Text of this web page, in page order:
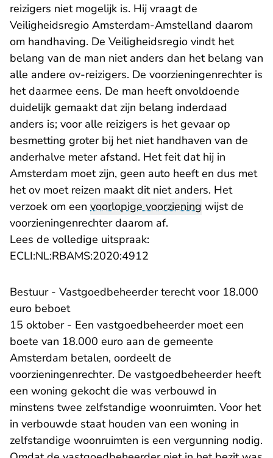
reizigers niet mogelijk is. Hij vraagt de
Veiligheidsregio Amsterdam-Amstelland daarom
om handhaving. De Veiligheidsregio vindt het
belang van de man niet anders dan het belang van
alle andere ov-reizigers. De voorzieningenrechter is
het daarmee eens. De man heeft onvoldoende
duidelijk gemaakt dat zijn belang inderdaad
anders is; voor alle reizigers is het gevaar op
besmetting groter bij het niet handhaven van de
anderhalve meter afstand. Het feit dat hij in
Amsterdam moet zijn, geen auto heeft en dus met
het ov moet reizen maakt dit niet anders. Het
verzoek om een voorlopige voorziening wijst de
voorzieningenrechter daarom af.
Lees de volledige uitspraak:
ECLI:NL:RBAMS:2020:4912
Bestuur - Vastgoedbeheerder terecht voor 18.000
euro beboet
15 oktober - Een vastgoedbeheerder moet een
boete van 18.000 euro aan de gemeente
Amsterdam betalen, oordeelt de
voorzieningenrechter. De vastgoedbeheerder heeft
een woning gekocht die was verbouwd in
minstens twee zelfstandige woonruimten. Voor het
in verbouwde staat houden van een woning in
zelfstandige woonruimten is een vergunning nodig.